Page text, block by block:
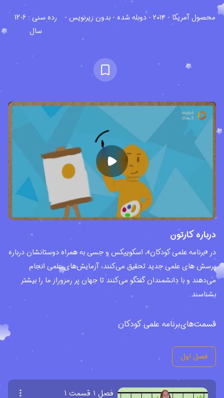
محصول آمریکا - ۲۰۱۴ - دوبله شده - بدون زیرنویس -
رده سنی : 6-12
سال
درباره کارتون
در «برنامه علمی کودکان»، اسکوییکس و جسی به همراه دوستانشان درباره
پرسش های علمی جدید تحقیق می‌کنند، آزمایش‌های علمی انجام
می‌دهند و با دانشمندان گفتگو می‌کنند تا جهان پر رمزوراز ما را بیشتر
بشناسند.
قسمت‌هایبرنامه علمی کودکان
فصل اول
فصل ۱ قسمت ۱